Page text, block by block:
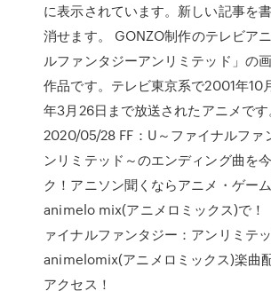
に表示されています。新しい記事を
消せます。 GONZO制作のテレビア
ルファンタジーアンリミテッド」の
作品です。テレビ東京系で2001年10
年3月26日まで放送されたアニメです
2020/05/28 FF：U～ファイナルファ
ンリミテッド～のエンディング曲を
ク！アニソン聞くならアニメ・ゲー
animelo mix(アニメロミックス)で！
ァイナルファンタジー：アンリミテ
animelomix(アニメロミックス)楽曲
アクセス！